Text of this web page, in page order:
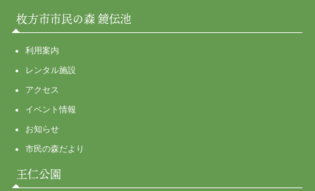
枚方市市民の森 鏡伝池
利用案内
レンタル施設
アクセス
イベント情報
お知らせ
市民の森だより
王仁公園